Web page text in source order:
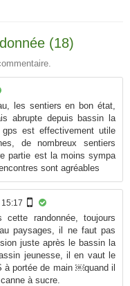
(18)
les sentiers en bon état,
abrupte depuis bassin la
gps est effectivement utile
de nombreux sentiers
partie est la moins sympa
sont agréables
randonnée, toujours
paysages, il ne faut pas
juste après le bassin la
jeunesse, il en vaut le
à portée de main ￼quand il
à sucre.